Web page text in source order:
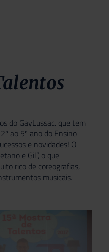
do GayLussac, que tem
ao 5º ano do Ensino
e novidades! O
e Gil”, o que
rico de coreografias,
musicais.